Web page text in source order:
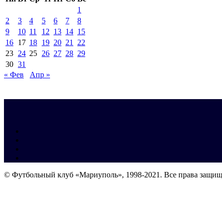
1
2
3 4 5 6 7
8
9
10 11 12 13 14 15
16 17 18 19 20 21
22
23 24 25 26 27 28 29
30 31
« Фев
Апр »
© Футбольный клуб «Мариуполь», 1998-2021. Все права